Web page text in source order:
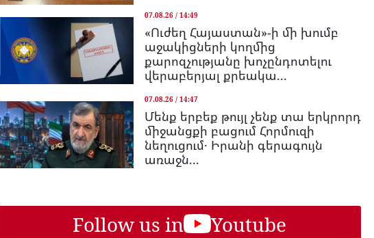
07.08.26 / 14:49
«Ուժեղ Հայաստան»-ի մի խումբ
աջակիցների կողմից
քարոզչությանը խոչընդոտելու
վերաբերյալ քրեակա...
07.08.26 / 14:47
Մենք երբեք թույլ չենք տա երկրորդ
միջանցքի բացում Հորմուզի
նեղուցում․ Իրանի գերագույն
առաջն...
Follow us in Youtube